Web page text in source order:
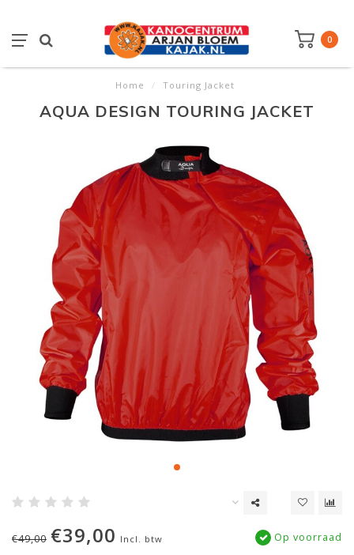
0
Home / Touring Jacket
AQUA DESIGN TOURING JACKET
€49,00 €39,00 Incl. btw Op voorraad